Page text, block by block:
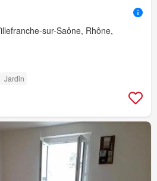
sur-Saône, Rhône,
Jardin